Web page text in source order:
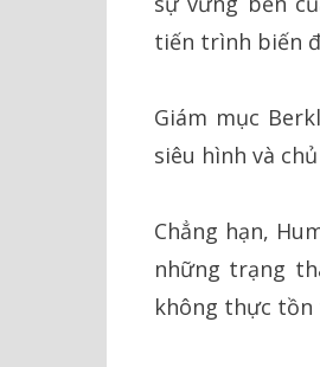
tiến trình biến
Giám mục
siêu hình và
Chẳng hạn,
những trạng
không thực tồn